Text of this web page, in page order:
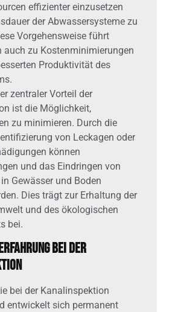
effizienter einzusetzen
der Abwassersysteme zu
Vorgehensweise führt
auch zu Kostenminimierungen
Produktivität des
zentraler Vorteil der
ist die Möglichkeit,
zu minimieren. Durch die
von Leckagen oder
können
und das Eindringen von
Gewässer und Boden
Dies trägt zur Erhaltung der
und des ökologischen
bei.
bei der
bei der Kanalinspektion
entwickelt sich permanent